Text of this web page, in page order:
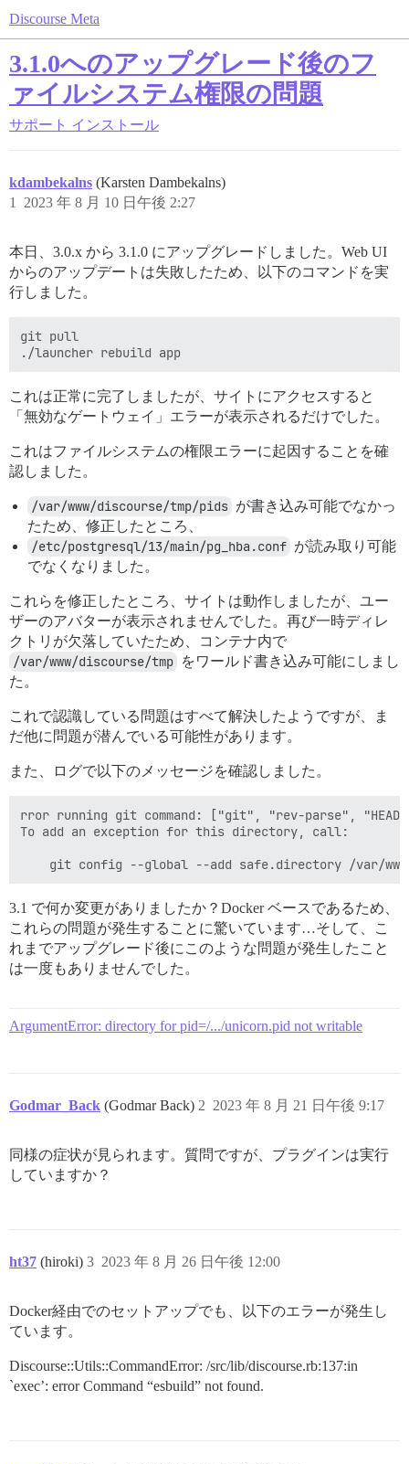
Discourse Meta
3.1.0へのアップグレード後のフ
ァイルシステム権限の問題
サポート インストール
kdambekalns (Karsten Dambekalns)
2023 年 8 月 10 日午後 2:27
1
本日、3.0.x から 3.1.0 にアップグレードしました。Web UI
からのアップデートは失敗したため、以下のコマンドを実
行しました。
git pull
これは正常に完了しましたが、サイトにアクセスすると
「無効なゲートウェイ」エラーが表示されるだけでした。
これはファイルシステムの権限エラーに起因することを確
認しました。
/var/www/discourse/tmp/pids が書き込み可能でなかっ
たため、修正したところ、
/etc/postgresql/13/main/pg_hba.conf が読み取り可能
でなくなりました。
これらを修正したところ、サイトは動作しましたが、ユー
ザーのアバターが表示されませんでした。再び一時ディレ
クトリが欠落していたため、コンテナ内で
/var/www/discourse/tmp をワールド書き込み可能にしまし
た。
これで認識している問題はすべて解決したようですが、ま
だ他に問題が潜んでいる可能性があります。
また、ログで以下のメッセージを確認しました。
rror running git command: ["git", "rev-parse",
To add an exception for this directory, call:
3.1 で何か変更がありましたか？Docker ベースであるため、
これらの問題が発生することに驚いています…そして、こ
れまでアップグレード後にこのような問題が発生したこと
は一度もありませんでした。
ArgumentError: directory for pid=/.../unicorn.pid not writable
Godmar_Back (Godmar Back) 2023 年 8 月 21 日午後 9:17
2
同様の症状が見られます。質問ですが、プラグインは実行
していますか？
ht37 (hiroki) 2023 年 8 月 26 日午後 12:00
3
Docker経由でのセットアップでも、以下のエラーが発生し
ています。
Discourse::Utils::CommandError: /src/lib/discourse.rb:137:in
`exec’: error Command “esbuild” not found.